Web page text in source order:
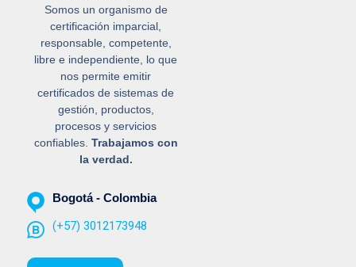
Somos un organismo de
certificación imparcial,
responsable, competente,
libre e independiente, lo que
nos permite emitir
certificados de sistemas de
gestión, productos,
procesos y servicios
confiables. Trabajamos con
la verdad.
Bogotá - Colombia
(+57) 3012173948